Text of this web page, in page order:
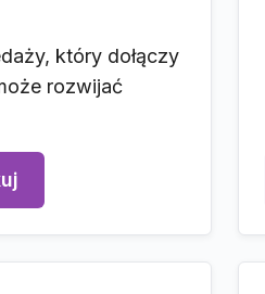
który dołączy
rozwijać